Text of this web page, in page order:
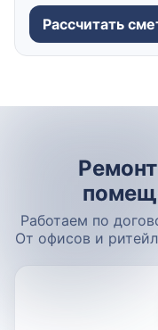
Рассчитать
Работаем по
От офисов и